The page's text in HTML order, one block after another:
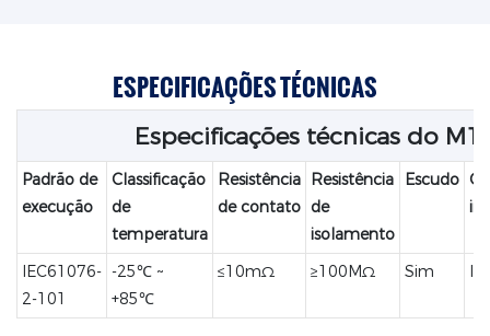
ESPECIFICAÇÕES TÉCNICAS
Especificações técnicas do
Padrão de
execução
Classificação
de
temperatura
Resistência
de contato
Resistência
de
isolamento
Escudo
IEC61076-
2-101
-25℃ ~
+85℃
≤10mΩ ≥100MΩ Sim